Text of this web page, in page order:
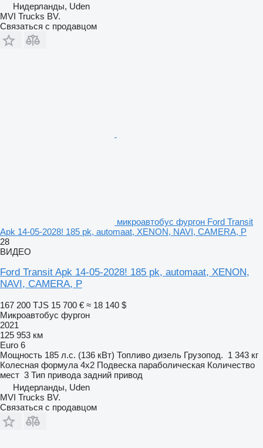
Нидерланды, Uden
MVI Trucks BV.
Связаться с продавцом
микроавтобус фургон Ford Transit
Apk 14-05-2028! 185 pk, automaat, XENON, NAVI, CAMERA, P
28
ВИДЕО
Ford Transit Apk 14-05-2028! 185 pk, automaat, XENON,
NAVI, CAMERA, P
167 200 TJS 15 700 € ≈ 18 140 $
Микроавтобус фургон
2021
125 953 км
Euro 6
Мощность 185 л.с. (136 кВт) Топливо дизель Грузопод. 1 343 кг
Колесная формула 4x2 Подвеска параболическая Количество
мест 3 Тип привода задний привод
Нидерланды, Uden
MVI Trucks BV.
Связаться с продавцом